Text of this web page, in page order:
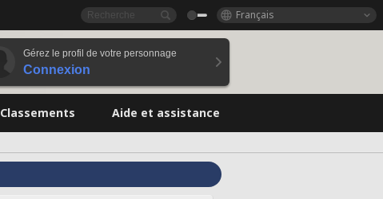
Français
Gérez le profil de votre personnage
Connexion
Classements Aide et assistance